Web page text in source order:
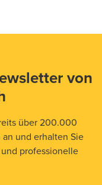
von
über 200.000
und erhalten Sie
professionelle